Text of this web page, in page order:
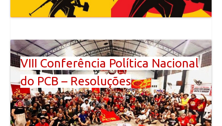
VIII Conferência Política Nacional
do PCB – Resoluções